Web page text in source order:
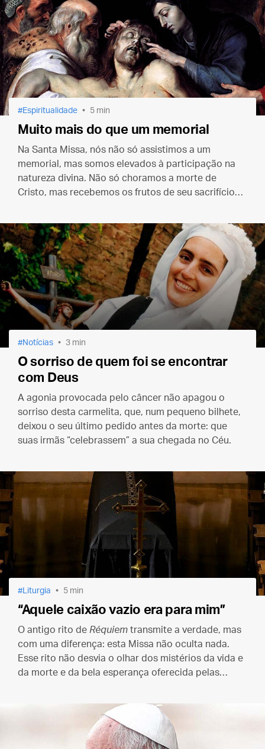
Espiritualidade 5 min
Muito mais do que um memorial
Na Santa Missa, nós não só assistimos a um
memorial, mas somos elevados à participação na
natureza divina. Não só choramos a morte de
Cristo, mas recebemos os frutos de seu sacrifício
Notícias 3 min
O sorriso de quem foi se encontrar
com Deus
A agonia provocada pelo câncer não apagou o
sorriso desta carmelita, que, num pequeno bilhete,
deixou o seu último pedido antes da morte: que
suas irmãs “celebrassem” a sua chegada no Céu.
Liturgia 5 min
“Aquele caixão vazio era para mim”
O antigo rito de Réquiem transmite a verdade, mas
com uma diferença: esta Missa não oculta nada.
Esse rito não desvia o olhar dos mistérios da vida e
da morte e da bela esperança oferecida pelas